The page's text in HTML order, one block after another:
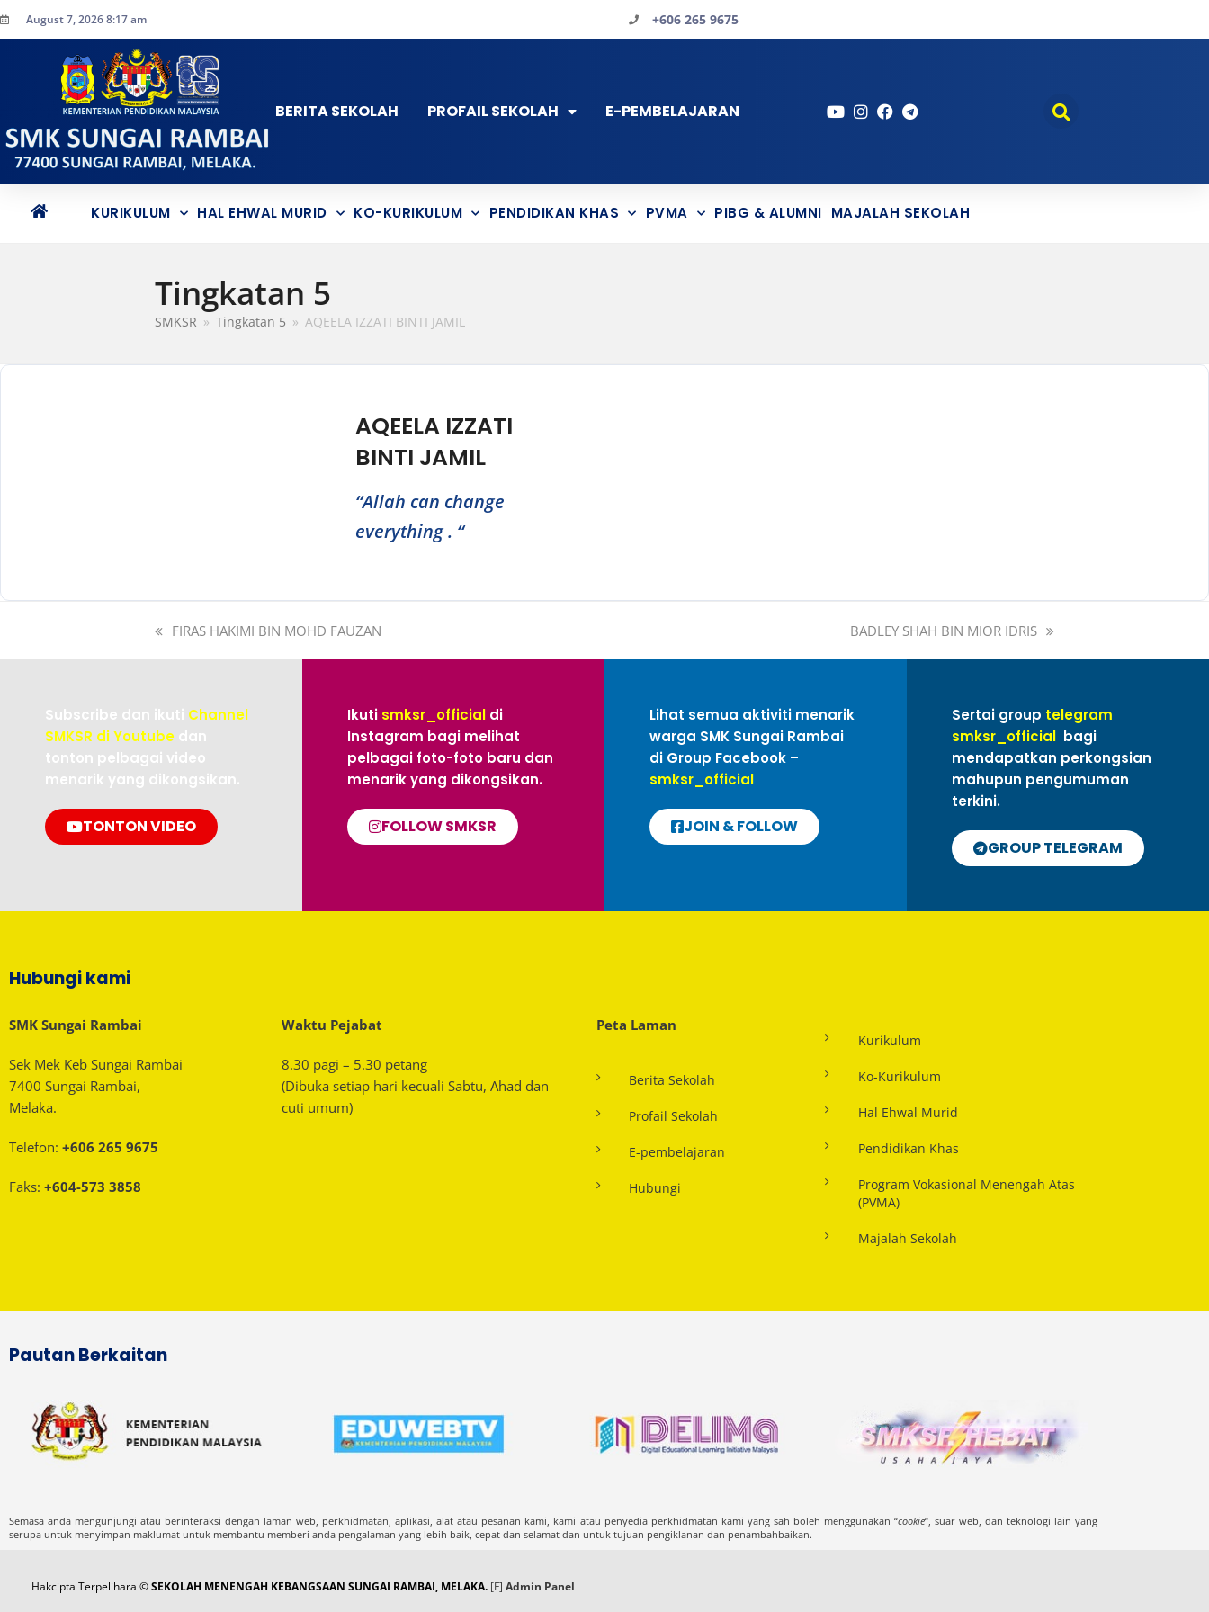
August 7, 2026 8:17 am +606 265 9675
BERITA SEKOLAH PROFAIL SEKOLAH E-PEMBELAJARAN
KURIKULUM HAL EHWAL MURID KO-KURIKULUM PENDIDIKAN KHAS PVMA PIBG & ALUMNI MAJALAH SEKOLAH
Tingkatan 5
SMKSR » Tingkatan 5 » AQEELA IZZATI BINTI JAMIL
AQEELA IZZATI
BINTI JAMIL
“Allah can change
everything . “
FIRAS HAKIMI BIN MOHD FAUZAN BADLEY SHAH BIN MIOR IDRIS
Subscribe dan ikuti Channel
SMKSR di Youtube dan
tonton pelbagai video
menarik yang dikongsikan.
TONTON VIDEO
Ikuti smksr_official di
Instagram bagi melihat
pelbagai foto-foto baru dan
menarik yang dikongsikan.
FOLLOW SMKSR
Lihat semua aktiviti menarik
warga SMK Sungai Rambai
di Group Facebook –
smksr_official
JOIN & FOLLOW
Sertai group telegram
smksr_official bagi
mendapatkan perkongsian
mahupun pengumuman
terkini.
GROUP TELEGRAM
Hubungi kami
SMK Sungai Rambai
Sek Mek Keb Sungai Rambai
7400 Sungai Rambai,
Melaka.
Telefon: +606 265 9675
Faks: +604-573 3858
Waktu Pejabat
8.30 pagi – 5.30 petang
(Dibuka setiap hari kecuali Sabtu, Ahad dan
cuti umum)
Peta Laman
Berita Sekolah
Profail Sekolah
E-pembelajaran
Hubungi
Kurikulum
Ko-Kurikulum
Hal Ehwal Murid
Pendidikan Khas
Program Vokasional Menengah Atas
(PVMA)
Majalah Sekolah
Pautan Berkaitan
Semasa anda mengunjungi atau berinteraksi dengan laman web, perkhidmatan, aplikasi, alat atau pesanan kami, kami atau penyedia perkhidmatan kami yang sah boleh menggunakan “cookie“, suar web, dan teknologi lain yang
serupa untuk menyimpan maklumat untuk membantu memberi anda pengalaman yang lebih baik, cepat dan selamat dan untuk tujuan pengiklanan dan penambahbaikan.
Hakcipta Terpelihara ©SEKOLAH MENENGAH KEBANGSAAN SUNGAI RAMBAI, MELAKA. [F] Admin Panel